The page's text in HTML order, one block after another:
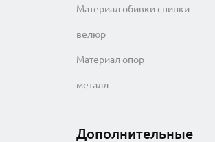
Материал обивки спинки
велюр
Материал опор
металл
Дополнительные